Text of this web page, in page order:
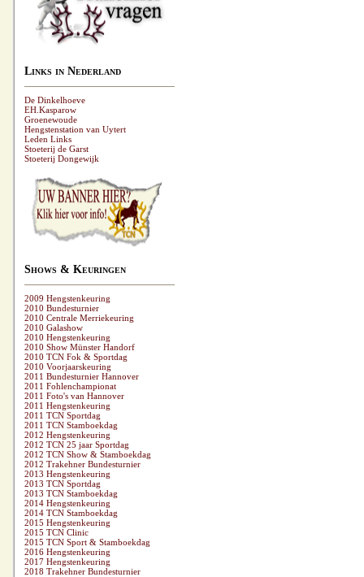
Links in Nederland
De Dinkelhoeve
EH.Kasparow
Groenewoude
Hengstenstation van Uytert
Leden Links
Stoeterij de Garst
Stoeterij Dongewijk
Shows & Keuringen
2009 Hengstenkeuring
2010 Bundesturnier
2010 Centrale Merriekeuring
2010 Galashow
2010 Hengstenkeuring
2010 Show Münster Handorf
2010 TCN Fok & Sportdag
2010 Voorjaarskeuring
2011 Bundesturnier Hannover
2011 Fohlenchampionat
2011 Foto's van Hannover
2011 Hengstenkeuring
2011 TCN Sportdag
2011 TCN Stamboekdag
2012 Hengstenkeuring
2012 TCN 25 jaar Sportdag
2012 TCN Show & Stamboekdag
2012 Trakehner Bundesturnier
2013 Hengstenkeuring
2013 TCN Sportdag
2013 TCN Stamboekdag
2014 Hengstenkeuring
2014 TCN Stamboekdag
2015 Hengstenkeuring
2015 TCN Clinic
2015 TCN Sport & Stamboekdag
2016 Hengstenkeuring
2017 Hengstenkeuring
2018 Trakehner Bundesturnier